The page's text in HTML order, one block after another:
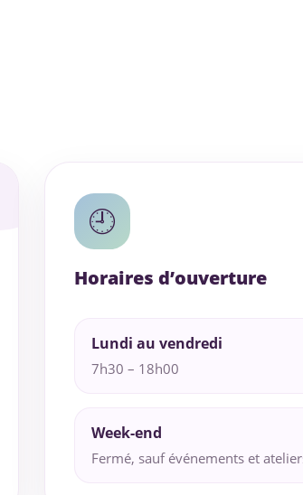
🕘
Horaires d’ouverture
Lundi au vendredi
7h30 – 18h00
Week-end
Fermé, sauf événements et